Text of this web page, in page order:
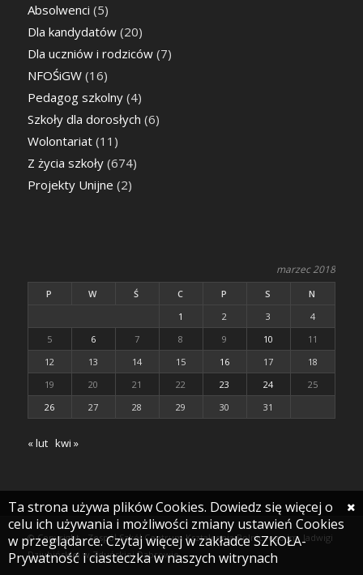
Absolwenci (5)
Dla kandydatów(20)
Dla uczniów i rodziców(7)
NFOŚiGW(16)
Pedagog szkolny(4)
Szkoły dla dorosłych (6)
Wolontariat(11)
Z życia szkoły(674)
Projekty Unijne (2)
marzec 2018
P W Ś C P S
N
1
2 3
4
5
6 7 8 9 10
11
12
13 14 15 16 17
18
19
20 21 22 23 24
25
26
27 28 29 30 31
« lut kwi »
© Copyright - Zespół Szkół Centrum Kształcenia Rolniczego im. Jadwigi
Dziubińskiej w Zduńskiej Dąbrowie
Ta strona używa plików Cookies. Dowiedz się więcej o
celu ich używania i możliwości zmiany ustawień Cookies
w przeglądarce. Czytaj więcej w zakładce SZKOŁA-
Prywatność i ciasteczka w naszych witrynach